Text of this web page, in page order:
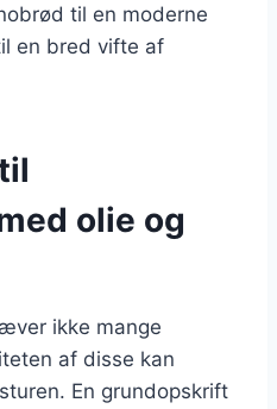
til en moderne
en bred vifte af
olie og
ikke mange
af disse kan
En grundopskrift